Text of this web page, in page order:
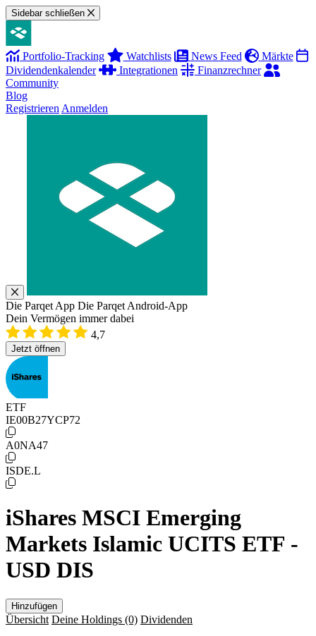
Sidebar schließen
Portfolio-Tracking Watchlists News Feed
Märkte
Dividendenkalender
Integrationen
Finanzrechner
Community
Blog
Registrieren Anmelden
Die Parqet App Die Parqet Android-App
Dein Vermögen immer dabei
4,7
Jetzt öffnen
ETF
IE00B27YCP72
A0NA47
ISDE.L
iShares MSCI Emerging
Markets Islamic UCITS ETF -
USD DIS
Hinzufügen
Übersicht Deine Holdings (0) Dividenden